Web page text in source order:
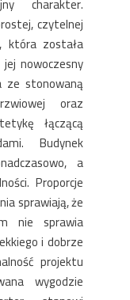
czytelnej
która została
nowoczesny
ze stonowaną
oraz
łączącą
Budynek
a
Proporcje
sprawiają, że
nie sprawia
i dobrze
projektu
wygodzie